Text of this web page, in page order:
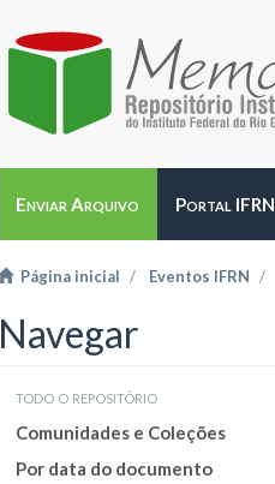
Enviar Arquivo Portal IFRN
Página inicial Eventos IFRN
Navegar
todo o repositório
Comunidades e Coleções
Por data do documento